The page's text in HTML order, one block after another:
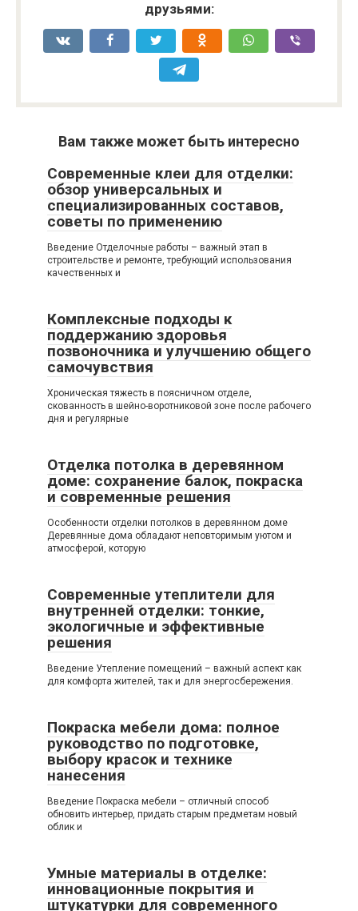
друзьями:
Вам также может быть интересно
Современные клеи для отделки:
обзор универсальных и
специализированных составов,
советы по применению
Введение Отделочные работы – важный этап в
строительстве и ремонте, требующий использования
качественных и
Комплексные подходы к
поддержанию здоровья
позвоночника и улучшению общего
самочувствия
Хроническая тяжесть в поясничном отделе,
скованность в шейно-воротниковой зоне после рабочего
дня и регулярные
Отделка потолка в деревянном
доме: сохранение балок, покраска
и современные решения
Особенности отделки потолков в деревянном доме
Деревянные дома обладают неповторимым уютом и
атмосферой, которую
Современные утеплители для
внутренней отделки: тонкие,
экологичные и эффективные
решения
Введение Утепление помещений – важный аспект как
для комфорта жителей, так и для энергосбережения.
Покраска мебели дома: полное
руководство по подготовке,
выбору красок и технике
нанесения
Введение Покраска мебели – отличный способ
обновить интерьер, придать старым предметам новый
облик и
Умные материалы в отделке:
инновационные покрытия и
штукатурки для современного